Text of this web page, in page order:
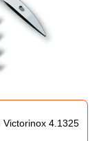
4.1325